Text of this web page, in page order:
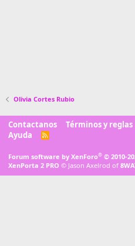
Olivia Cortes Rubio
Contactanos Términos y reglas
Ayuda
R
Forum software by XenForo® © 2010-
XenPorta 2 PRO © Jason Axelrod of